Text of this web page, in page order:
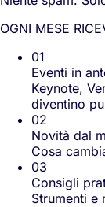
OGNI MESE
01
Eventi in
Keynote,
diventino
02
Novità dal
Cosa
03
Consigli
Strumenti e